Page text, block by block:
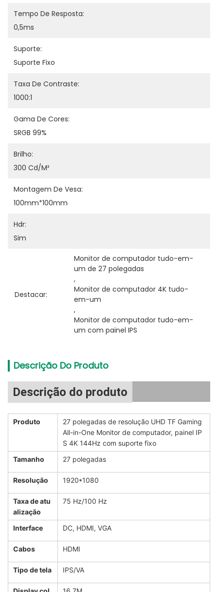
Tempo De Resposta:
0,5ms
Suporte:
Suporte Fixo
Taxa De Contraste:
1000:1
Gama De Cores:
SRGB 99%
Brilho:
300 Cd/m²
Montagem De Vesa:
100mm*100mm
Hdr:
Sim
Destacar:
Monitor de computador tudo-em-
um de 27 polegadas
,
Monitor de computador 4K tudo-
em-um
,
Monitor de computador tudo-em-
um com painel IPS
Descrição Do Produto
Descrição do produto
Produto
27 polegadas de resolução UHD TF Gaming
All-in-One Monitor de computador, painel IP
S 4K 144Hz com suporte fixo
Tamanho
27 polegadas
Resolução 1920*1080
Taxa de atu
alização
75 Hz/100 Hz
Interface DC, HDMI, VGA
Cabos HDMI
Tipo de tela IPS/VA